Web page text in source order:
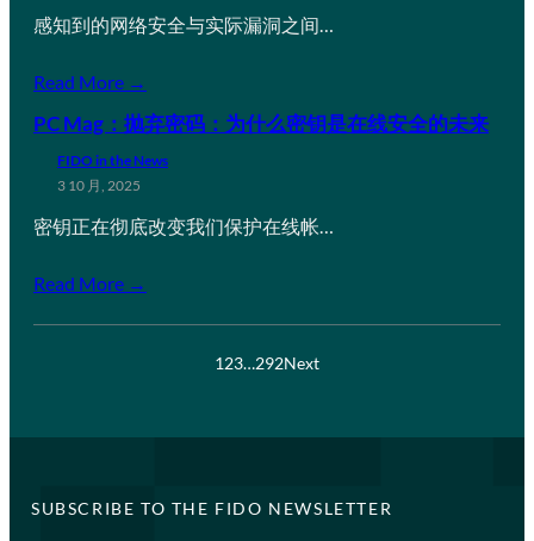
感知到的网络安全与实际漏洞之间…
Read More →
PC Mag：抛弃密码：为什么密钥是在线安全的未来
FIDO in the News
3 10 月, 2025
密钥正在彻底改变我们保护在线帐…
Read More →
123…292Next
SUBSCRIBE TO THE FIDO NEWSLETTER